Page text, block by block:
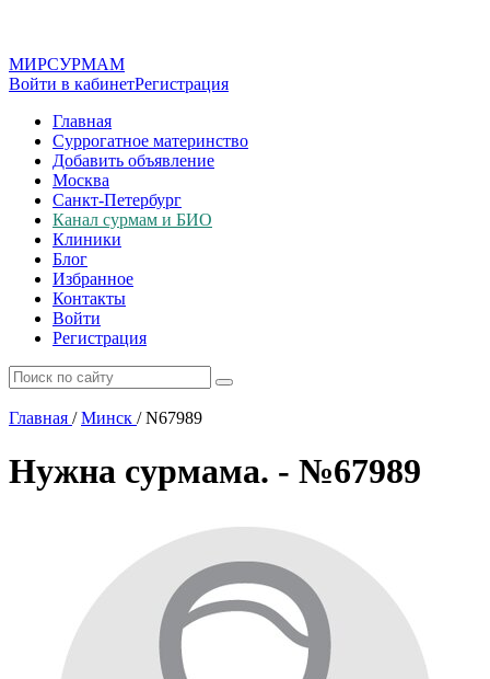
МИРСУРМАМ
Войти в кабинетРегистрация
Главная
Суррогатное материнство
Добавить объявление
Москва
Санкт-Петербург
Канал сурмам и БИО
Клиники
Блог
Избранное
Контакты
Войти
Регистрация
Главная / Минск /N67989
Нужна сурмама. - №67989